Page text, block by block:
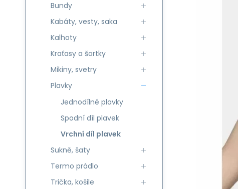
Bundy
Kabáty, vesty, saka
Kalhoty
Kraťasy a šortky
Mikiny, svetry
Plavky
Jednodílné plavky
Spodní díl plavek
Vrchní díl plavek
Sukně, šaty
Termo prádlo
Trička, košile